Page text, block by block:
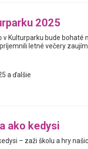
2025
v Kulturparku bude bohaté
letné večery
a ďalšie
ako kedysi
– zaži školu a hry